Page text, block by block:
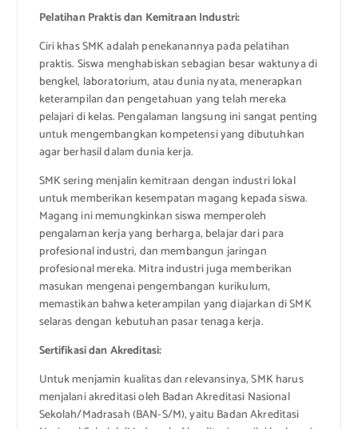
Pelatihan Praktis dan Kemitraan Industri:
Ciri khas SMK adalah penekanannya pada pelatihan
praktis. Siswa menghabiskan sebagian besar waktunya di
bengkel, laboratorium, atau dunia nyata, menerapkan
keterampilan dan pengetahuan yang telah mereka
pelajari di kelas. Pengalaman langsung ini sangat penting
untuk mengembangkan kompetensi yang dibutuhkan
agar berhasil dalam dunia kerja.
SMK sering menjalin kemitraan dengan industri lokal
untuk memberikan kesempatan magang kepada siswa.
Magang ini memungkinkan siswa memperoleh
pengalaman kerja yang berharga, belajar dari para
profesional industri, dan membangun jaringan
profesional mereka. Mitra industri juga memberikan
masukan mengenai pengembangan kurikulum,
memastikan bahwa keterampilan yang diajarkan di SMK
selaras dengan kebutuhan pasar tenaga kerja.
Sertifikasi dan Akreditasi:
Untuk menjamin kualitas dan relevansinya, SMK harus
menjalani akreditasi oleh Badan Akreditasi Nasional
Sekolah/Madrasah (BAN-S/M), yaitu Badan Akreditasi